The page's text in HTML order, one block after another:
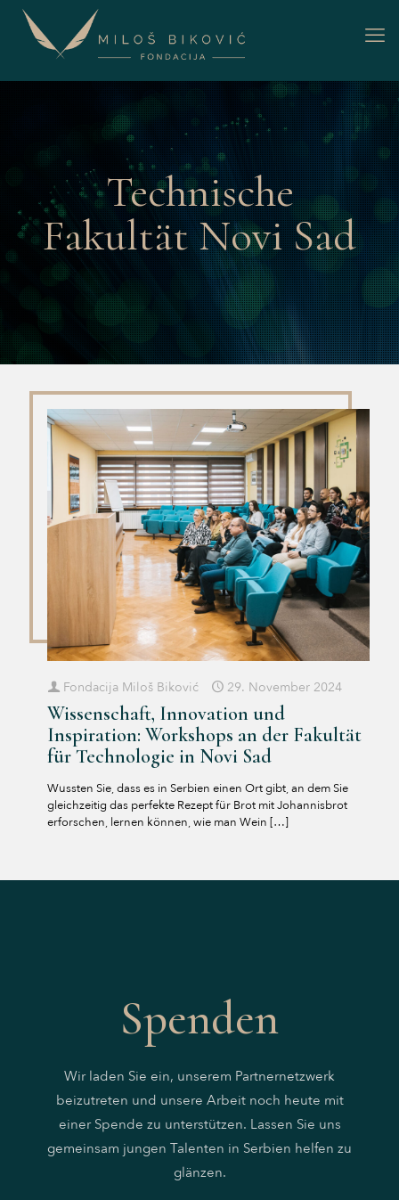
Technische
Fakultät Novi Sad
Fondacija Miloš Biković 29. November 2024
Wissenschaft, Innovation und
Inspiration: Workshops an der Fakultät
für Technologie in Novi Sad
Wussten Sie, dass es in Serbien einen Ort gibt, an dem Sie
gleichzeitig das perfekte Rezept für Brot mit Johannisbrot
erforschen, lernen können, wie man Wein […]
Spenden
Wir laden Sie ein, unserem Partnernetzwerk
beizutreten und unsere Arbeit noch heute mit
einer Spende zu unterstützen. Lassen Sie uns
gemeinsam jungen Talenten in Serbien helfen zu
glänzen.